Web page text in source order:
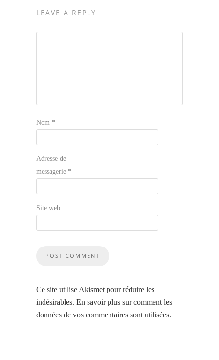
LEAVE A REPLY
Nom *
Adresse de
messagerie *
Site web
Ce site utilise Akismet pour réduire les
indésirables. En savoir plus sur comment les
données de vos commentaires sont utilisées.